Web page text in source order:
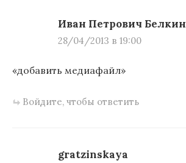
Иван Петрович Белкин
28/04/2013 в 19:00
«добавить медиафайл»
Войдите, чтобы ответить
gratzinskaya